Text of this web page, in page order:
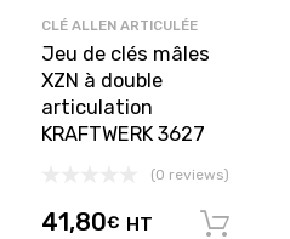
CLÉ ALLEN ARTICULÉE
Jeu de clés mâles
XZN à double
articulation
KRAFTWERK 3627
(0 reviews)
41,80€ HT